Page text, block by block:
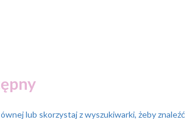
lub skorzystaj z wyszukiwarki, żeby znaleźć